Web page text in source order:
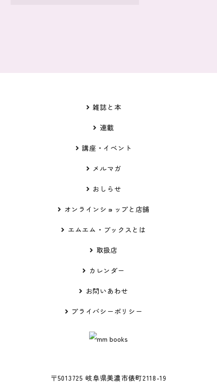
雑誌と本
連載
講座・イベント
メルマガ
おしらせ
オンラインショップと店舗
エムエム・ブックスとは
取扱店
カレンダー
お問いあわせ
プライバシーポリシー
〒5013725 岐阜県美濃市俵町2118-19